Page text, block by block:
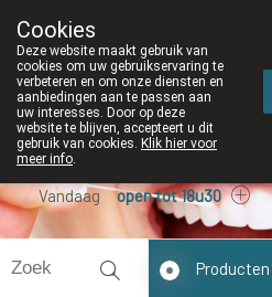
050/82 28 83
Vandaag open tot 18u30
Producten
Cookies
Deze website maakt gebruik van
cookies om uw gebruikservaring te
verbeteren en om onze diensten en
aanbiedingen aan te passen aan
uw interesses. Door op deze
website te blijven, accepteert u dit
gebruik van cookies. Klik hier voor
meer info.